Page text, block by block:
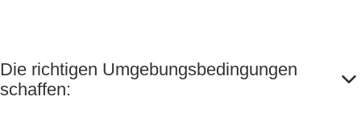
Die richtigen Umgebungsbedingungen
schaffen: